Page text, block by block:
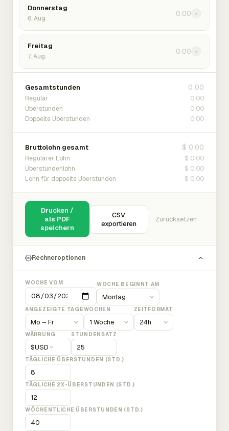
Donnerstag
6. Aug.
0:00 ›
Freitag
7. Aug.
0:00 ›
Gesamtstunden 0:00
Regulär 0:00
Überstunden 0:00
Doppelte Überstunden 0:00
Bruttolohn gesamt $ 0.00
Regulärer Lohn $ 0.00
Überstundenlohn $ 0.00
Lohn für doppelte Überstunden $ 0.00
Drucken /
als PDF
speichern
CSV
exportieren
Zurücksetzen
Rechneroptionen
WOCHE VOM WOCHE BEGINNT AM
ANGEZEIGTE TAGEWOCHEN ZEITFORMAT
WÄHRUNG
$USD
STUNDENSATZ
TÄGLICHE ÜBERSTUNDEN (STD.)
TÄGLICHE 2X-ÜBERSTUNDEN (STD.)
WÖCHENTLICHE ÜBERSTUNDEN (STD.)